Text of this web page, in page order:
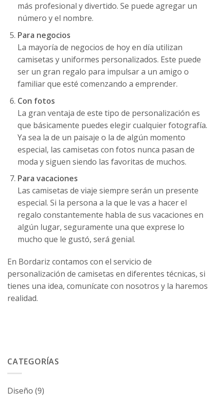
más profesional y divertido. Se puede agregar un
número y el nombre.
Para negocios
La mayoría de negocios de hoy en día utilizan
camisetas y uniformes personalizados. Este puede
ser un gran regalo para impulsar a un amigo o
familiar que esté comenzando a emprender.
Con fotos
La gran ventaja de este tipo de personalización es
que básicamente puedes elegir cualquier fotografía.
Ya sea la de un paisaje o la de algún momento
especial, las camisetas con fotos nunca pasan de
moda y siguen siendo las favoritas de muchos.
Para vacaciones
Las camisetas de viaje siempre serán un presente
especial. Si la persona a la que le vas a hacer el
regalo constantemente habla de sus vacaciones en
algún lugar, seguramente una que exprese lo
mucho que le gustó, será genial.
En Bordariz contamos con el servicio de
personalización de camisetas en diferentes técnicas, si
tienes una idea, comunícate con nosotros y la haremos
realidad.
CATEGORÍAS
Diseño (9)